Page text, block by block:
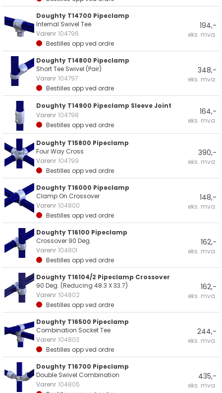
Doughty T14700 Pipeclamp
Internal Swivel Tee
Varenr 104796
Bestilles opp ved ordre
194,-
eks. mva.
Doughty T14800 Pipeclamp
Short Tee Swivel (Pair)
Varenr 104797
Bestilles opp ved ordre
348,-
eks. mva.
Doughty T14900 Pipeclamp Sleeve Joint
Varenr 104798
Bestilles opp ved ordre
164,-
eks. mva.
Doughty T15800 Pipeclamp
Four Way Cross
Varenr 104799
Bestilles opp ved ordre
390,-
eks. mva.
Doughty T16000 Pipeclamp
Clamp On Crossover
Varenr 104800
Bestilles opp ved ordre
148,-
eks. mva.
Doughty T16100 Pipeclamp
Crossover 90 Deg.
Varenr 104801
Bestilles opp ved ordre
162,-
eks. mva.
Doughty T16104/2 Pipeclamp Crossover
90 Deg. (Reducing 48.3 X 33.7)
Varenr 104802
Bestilles opp ved ordre
162,-
eks. mva.
Doughty T16500 Pipeclamp
Combination Socket Tee
Varenr 104803
Bestilles opp ved ordre
244,-
eks. mva.
Doughty T16700 Pipeclamp
Double Swivel Combination
Varenr 104805
435,-
eks. mva.